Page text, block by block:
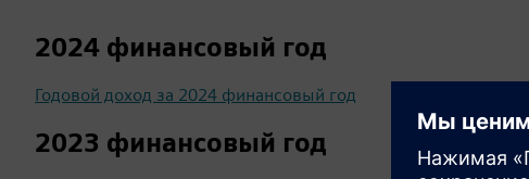
2024 финансовый год
Годовой доход за 2024 финансовый год
2023 финансовый год